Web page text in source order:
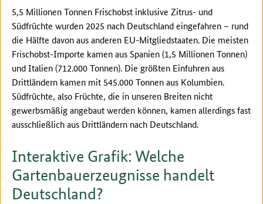
5,5 Millionen Tonnen Frischobst inklusive Zitrus- und
Südfrüchte wurden 2025 nach Deutschland eingefahren – rund
die Hälfte davon aus anderen EU-Mitgliedstaaten. Die meisten
Frischobst-Importe kamen aus Spanien (1,5 Millionen Tonnen)
und Italien (712.000 Tonnen). Die größten Einfuhren aus
Drittländern kamen mit 545.000 Tonnen aus Kolumbien.
Südfrüchte, also Früchte, die in unseren Breiten nicht
gewerbsmäßig angebaut werden können, kamen allerdings fast
ausschließlich aus Drittländern nach Deutschland.
Interaktive Grafik: Welche
Gartenbauerzeugnisse handelt
Deutschland?